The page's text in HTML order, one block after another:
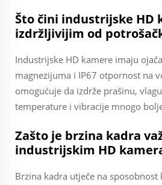
Što čini industrijske HD
izdržljivijim od
Industrijske HD kamere imaju
magnezijuma i IP67 otpornost na
omogućuje da izdrže prašinu,
temperature i vibracije mnogo
Zašto je brzina kadra
industrijskim HD
Brzina kadra utječe na